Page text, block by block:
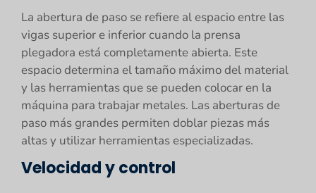
La abertura de paso se refiere al espacio entre las
vigas superior e inferior cuando la prensa
plegadora está completamente abierta. Este
espacio determina el tamaño máximo del material
y las herramientas que se pueden colocar en la
máquina para trabajar metales. Las aberturas de
paso más grandes permiten doblar piezas más
altas y utilizar herramientas especializadas.
Velocidad y control